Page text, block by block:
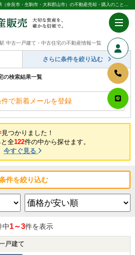
白庭台駅 中古一戸建て・中古住宅｜奈良県（奈良市・生駒市・大和郡山市）の不動産売却・購入のことなら株式会社丸山不動産販売
中古一戸建て・中古住宅の不動産情報一覧
さらに条件を絞り込む
の検索結果一覧
で新着メールを登録
見つかりました！
全122件の中から探せます。
今すぐ見る
件を絞り込む
中1～3件を表示
戸建て